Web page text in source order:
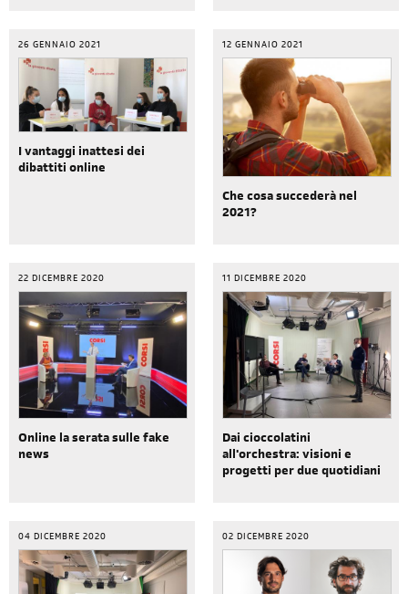
26 GENNAIO 2021
I vantaggi inattesi dei
dibattiti online
12 GENNAIO 2021
Che cosa succederà nel
2021?
22 DICEMBRE 2020
Online la serata sulle fake
news
11 DICEMBRE 2020
Dai cioccolatini
all'orchestra: visioni e
progetti per due quotidiani
04 DICEMBRE 2020 02 DICEMBRE 2020